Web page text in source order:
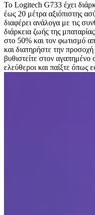
Το Logitech G733 έχει
έως 20 μέτρα αξιόπιστης
διαφέρει ανάλογα με τις
διάρκεια ζωής της
στο 50% και τον φωτισμό
και διατηρήστε την
βυθιστείτε στον
ελεύθεροι και παίξτε όπως